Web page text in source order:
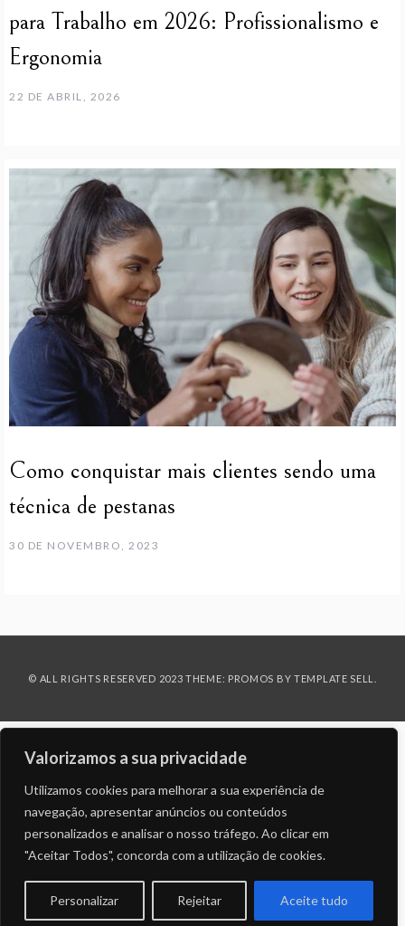
Valorizamos a sua privacidade
Utilizamos cookies para melhorar a sua experiência de
navegação, apresentar anúncios ou conteúdos
personalizados e analisar o nosso tráfego. Ao clicar em
"Aceitar Todos", concorda com a utilização de cookies.
Personalizar Rejeitar Aceite tudo
para Trabalho em 2026: Profissionalismo e
Ergonomia
22 DE ABRIL, 2026
Como conquistar mais clientes sendo uma
técnica de pestanas
30 DE NOVEMBRO, 2023
© ALL RIGHTS RESERVED 2023 THEME: PROMOS BY TEMPLATE SELL